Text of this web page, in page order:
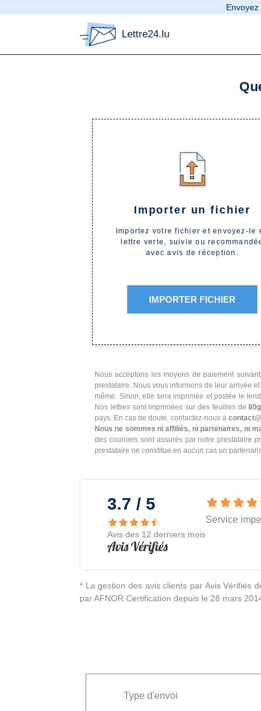
L'impression et le dépôt de vos courriers au
Formats des adresses : afin de
Lettre24.lu
Importer un fichier
Importez votre fichier et envoyez-le
lettre verte, suivie ou
avec avis de réception.
IMPORTER FICHIER
Nous acceptons les moyens de paiement
prestataire. Nous vous informons de leur arrivée
même. Sinon, elle sera imprimée et postée le
Nos lettres sont imprimées sur des feuilles de80g
pays. En cas de doute, contactez-nous à
Nous ne sommes ni affiliés, ni partenaires, ni
des courriers sont assurés par notre prestataire
3.7 / 5
Avis des 12 derniers mois
Service
* La gestion des avis clients par Avis Vérifiés
par AFNOR Certification depuis le 28 mars
Type d'envoi